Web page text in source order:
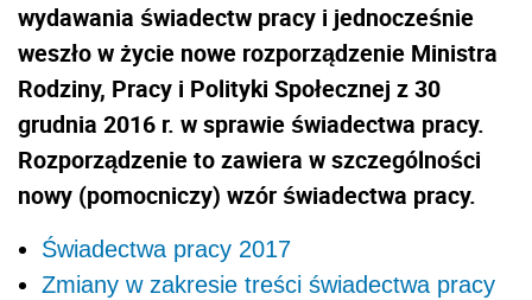
wydawania świadectw pracy i jednocześnie
weszło w życie nowe rozporządzenie Ministra
Rodziny, Pracy i Polityki Społecznej z 30
grudnia 2016 r. w sprawie świadectwa pracy.
Rozporządzenie to zawiera w szczególności
nowy (pomocniczy) wzór świadectwa pracy.
Świadectwa pracy 2017
Zmiany w zakresie treści świadectwa pracy